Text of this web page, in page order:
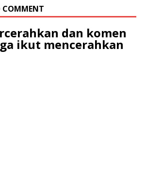
COMMENT
dan komen
ikut mencerahkan